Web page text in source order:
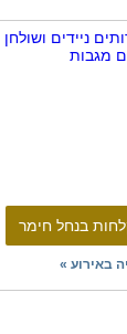
בנחל חימר
באירוע »